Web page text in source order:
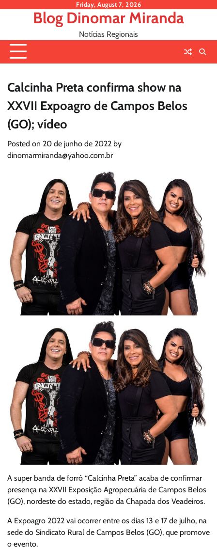
Friday, August 7, 2026
Blog Dinomar Miranda
Notícias Regionais
Calcinha Preta confirma show na
XXVII Expoagro de Campos Belos
(GO); vídeo
Posted on 20 de junho de 2022 by
dinomarmiranda@yahoo.com.br
A super banda de forró “Calcinha Preta” acaba de confirmar
presença na XXVII Exposição Agropecuária de Campos Belos
(GO), nordeste do estado, região da Chapada dos Veadeiros.
A Expoagro 2022 vai ocorrer entre os dias 13 e 17 de julho, na
sede do Sindicato Rural de Campos Belos (GO), que promove
o evento.